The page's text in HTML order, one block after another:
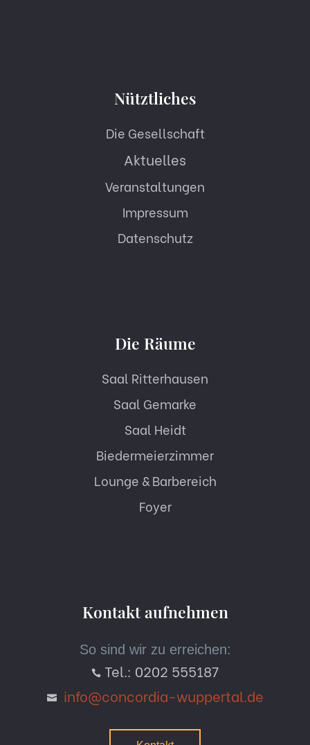
Nütztliches
Die Gesellschaft
Aktuelles
Veranstaltungen
Impressum
Datenschutz
Die Räume
Saal Ritterhausen
Saal Gemarke
Saal Heidt
Biedermeierzimmer
Lounge & Barbereich
Foyer
Kontakt aufnehmen
So sind wir zu erreichen:
 Tel.: 0202 555187
 info@concordia-wuppertal.de